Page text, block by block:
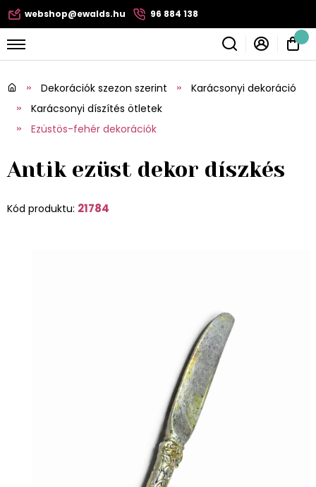
webshop@ewalds.hu 96 884 138
Dekorációk szezon szerint
Karácsonyi dekoráció
Karácsonyi díszítés ötletek
Ezüstös-fehér dekorációk
Antik ezüst dekor díszkés
Kód produktu: 21784